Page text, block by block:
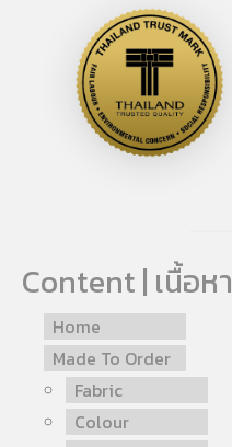
Content | เนื้อหา
Home
Made To Order
Fabric
Colour